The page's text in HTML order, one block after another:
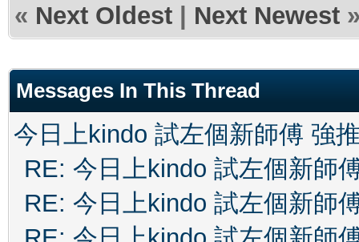
« Next Oldest | Next Newest
Messages In This Thread
今日上kindo 試左個新師傅 強
RE: 今日上kindo 試左個新師
RE: 今日上kindo 試左個新師